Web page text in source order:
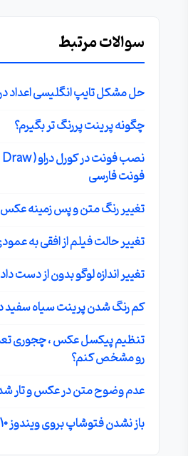
سوالات مرتبط
حل مشکل تایپ انگلیسی اعداد
چگونه پرینت پررنگ تر بگیرم؟
فونت فارسی
تغییر رنگ متن و پس زمینه
تغییر حالت فیلم از افقی به
تغییر اندازه لوگو بدون از دست
کم رنگ شدن پرینت سیاه سفید
تنظیم پیکسل عکس ، چجوری
رو مشخص کنم؟
عدم وضوح متن در عکس و تار
باز نشدن فتوشاپ بروی ویندوز 10